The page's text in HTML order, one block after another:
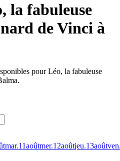
la fabuleuse
de Vinci à
pour Léo, la fabuleuse
mar.11aoûtmer.12aoûtjeu.13août